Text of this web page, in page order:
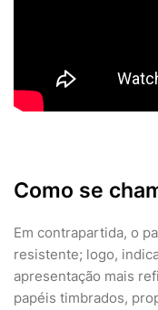
Como se
Em contrapartida, o
resistente; logo,
apresentação mais
papéis timbrados,